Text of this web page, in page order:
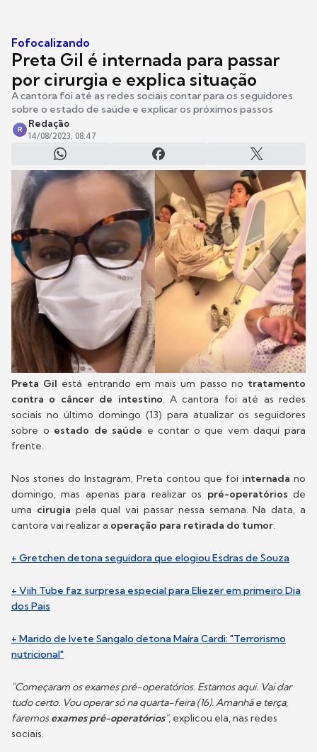
Fofocalizando
Preta Gil é internada para passar
por cirurgia e explica situação
A cantora foi até as redes sociais contar para os seguidores
sobre o estado de saúde e explicar os próximos passos
R
Redação
14/08/2023, 08:47
Preta Gil está entrando em mais um passo no tratamento
contra o câncer de intestino. A cantora foi até as redes
sociais no último domingo (13) para atualizar os seguidores
sobre o estado de saúde e contar o que vem daqui para
frente.
Nos stories do Instagram, Preta contou que foi internada no
domingo, mas apenas para realizar os pré-operatórios de
uma cirugia pela qual vai passar nessa semana. Na data, a
cantora vai realizar a operação para retirada do tumor.
+ Gretchen detona seguidora que elogiou Esdras de Souza
+ Viih Tube faz surpresa especial para Eliezer em primeiro Dia
dos Pais
+ Marido de Ivete Sangalo detona Maíra Cardi: "Terrorismo
nutricional"
"Começaram os exames pré-operatórios. Estamos aqui. Vai dar
tudo certo. Vou operar só na quarta-feira (16). Amanhã e terça,
faremosexames pré-operatórios", explicou ela, nas redes
sociais.